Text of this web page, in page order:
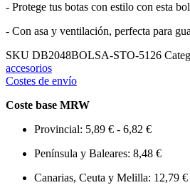
- Protege tus botas con estilo con esta
- Con asa y ventilación, perfecta para
SKU DB2048BOLSA-STO-5126
accesorios
Costes de envío
Coste base MRW
Provincial: 5,89 € - 6,82 €
Península y Baleares: 8,48 €
Canarias, Ceuta y Melilla: 12,79 €